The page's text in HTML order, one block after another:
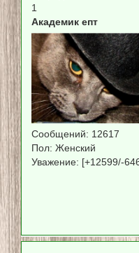
1
Академик епт
Сообщений: 12617
Пол: Женский
Уважение: [+12599/-